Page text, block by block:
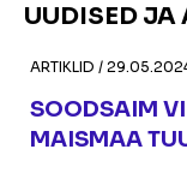
UUDISED
ARTIKLID /
SOODSAIM
MAISMAA